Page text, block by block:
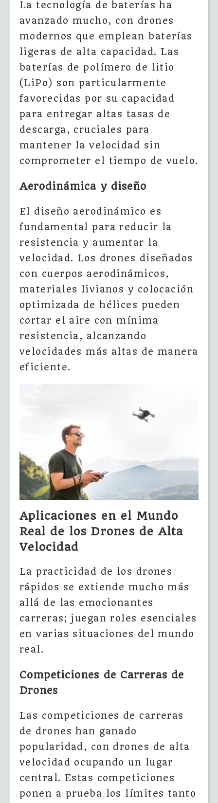
La tecnología de baterías ha
avanzado mucho, con drones
modernos que emplean baterías
ligeras de alta capacidad. Las
baterías de polímero de litio
(LiPo) son particularmente
favorecidas por su capacidad
para entregar altas tasas de
descarga, cruciales para
mantener la velocidad sin
comprometer el tiempo de vuelo.
Aerodinámica y diseño
El diseño aerodinámico es
fundamental para reducir la
resistencia y aumentar la
velocidad. Los drones diseñados
con cuerpos aerodinámicos,
materiales livianos y colocación
optimizada de hélices pueden
cortar el aire con mínima
resistencia, alcanzando
velocidades más altas de manera
eficiente.
Aplicaciones en el Mundo
Real de los Drones de Alta
Velocidad
La practicidad de los drones
rápidos se extiende mucho más
allá de las emocionantes
carreras; juegan roles esenciales
en varias situaciones del mundo
real.
Competiciones de Carreras de
Drones
Las competiciones de carreras
de drones han ganado
popularidad, con drones de alta
velocidad ocupando un lugar
central. Estas competiciones
ponen a prueba los límites tanto